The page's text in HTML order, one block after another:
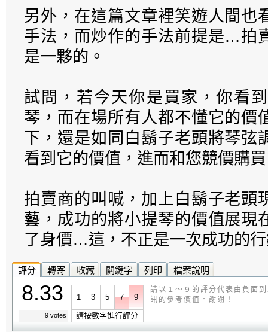
另外，在這篇文章裡笑遊人間也
手法，而炒作的手法前提是…拍
是一夥的。
試問，若今天你是買家，你看
琴，而在場所有人都不懂它的價
下，還是如同白鬍子老頭將琴弦
看到它的價值，進而和您競價購
拍賣商的叫喊，加上白鬍子老頭
藝，成功的將小提琴的價值展現
了身價…這，不正是一次成功的
評分 轉寄 收藏 關鍵字 列印 檔案說明
8.33
9 votes
1 3 5 7 9
請按數字進行評分
請以１～９的評分代表由負面
訊的參考價值。謝謝！